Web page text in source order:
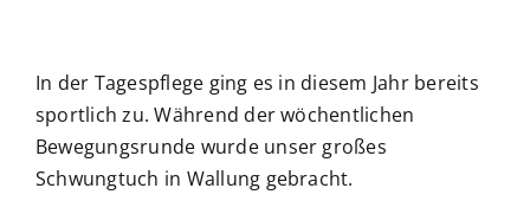
In der Tagespflege ging es in diesem Jahr bereits
sportlich zu. Während der wöchentlichen
Bewegungsrunde wurde unser großes
Schwungtuch in Wallung gebracht.